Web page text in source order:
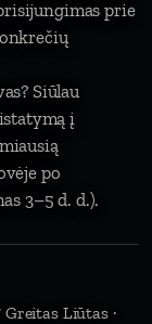
prie
Siūlau
į
po
3–5 d. d.).
Greitas Liūtas ·